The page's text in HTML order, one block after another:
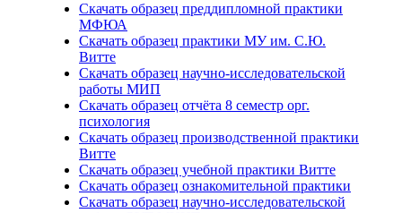
Скачать образец преддипломной практики
МФЮА
Скачать образец практики МУ им. С.Ю.
Витте
Скачать образец научно-исследовательской
работы МИП
Скачать образец отчёта 8 семестр орг.
психология
Скачать образец производственной практики
Витте
Скачать образец учебной практики Витте
Скачать образец ознакомительной практики
Скачать образец научно-исследовательской